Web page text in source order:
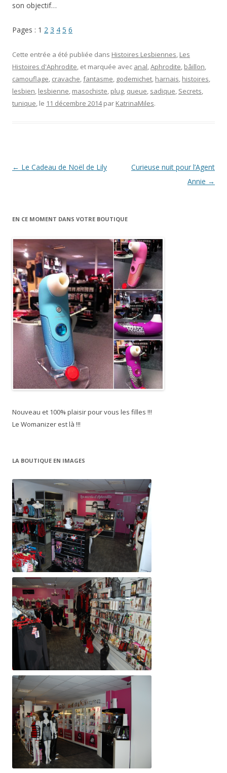
son objectif…
Pages : 1 2 3 4 5 6
Cette entrée a été publiée dans Histoires Lesbiennes, Les
Histoires d'Aphrodite, et marquée avec anal,Aphrodite, bâillon,
camouflage, cravache,fantasme, godemichet, harnais, histoires,
lesbien, lesbienne, masochiste, plug, queue, sadique, Secrets,
tunique, le 11 décembre 2014 par KatrinaMiles.
Navigation
← Le Cadeau de Noël de Lily
Curieuse nuit pour l’Agent
Annie →
EN CE MOMENT DANS VOTRE BOUTIQUE
Nouveau et 100% plaisir pour vous les filles !!!
Le Womanizer est là !!!
LA BOUTIQUE EN IMAGES